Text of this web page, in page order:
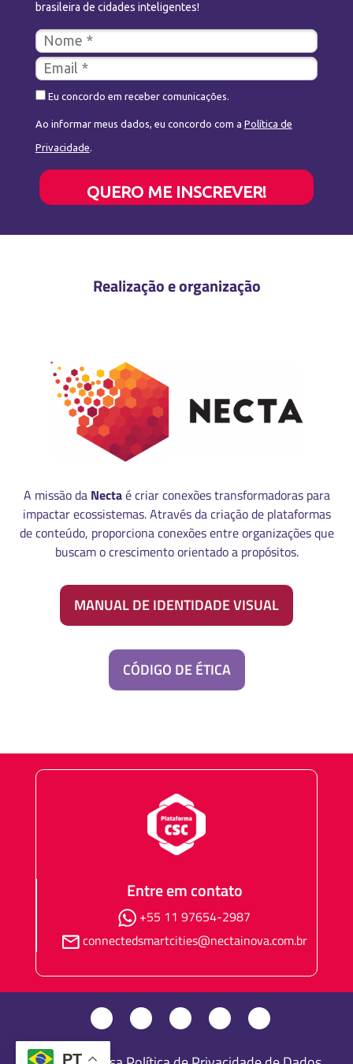
brasileira de cidades inteligentes!
Eu concordo em receber comunicações.
Ao informar meus dados, eu concordo com a Política de
Privacidade.
QUERO ME INSCREVER!
Realização e organização
A missão da Nectaé criar conexões transformadoras para
impactar ecossistemas. Através da criação de plataformas
de conteúdo, proporciona conexões entre organizações que
buscam o crescimento orientado a propósitos.
MANUAL DE IDENTIDADE VISUAL
CÓDIGO DE ÉTICA
Entre em contato
+55 11 97654-2987
connectedsmartcities@nectainova.com.br
PT